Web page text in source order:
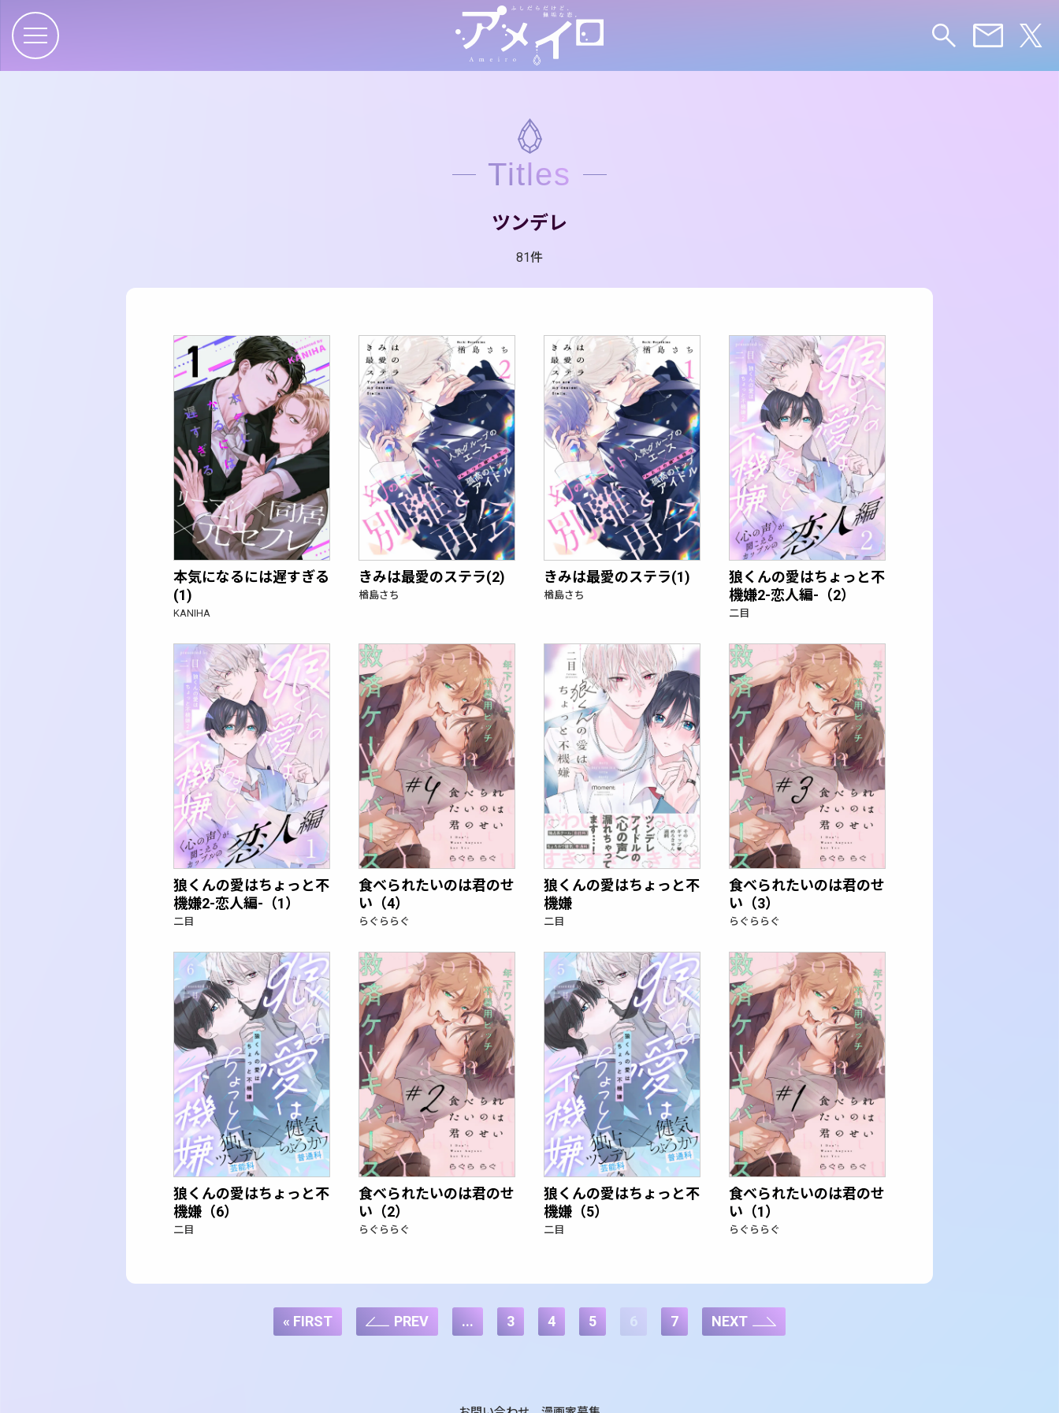
Titles
ツンデレ
81件
本気になるには遅すぎる
(1)
KANIHA
きみは最愛のステラ(2)
楢島さち
きみは最愛のステラ(1)
楢島さち
狼くんの愛はちょっと不
機嫌2-恋人編-（2）
二目
狼くんの愛はちょっと不
機嫌2-恋人編-（1）
二目
食べられたいのは君のせ
い（4）
らぐららぐ
狼くんの愛はちょっと不
機嫌
二目
食べられたいのは君のせ
い（3）
らぐららぐ
狼くんの愛はちょっと不
機嫌（6）
二目
食べられたいのは君のせ
い（2）
らぐららぐ
狼くんの愛はちょっと不
機嫌（5）
二目
食べられたいのは君のせ
い（1）
らぐららぐ
« FIRST PREV ... 3 4 5 6 7 NEXT